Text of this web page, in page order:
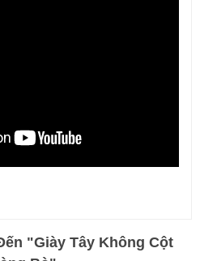
"Giày Tây Không Cột